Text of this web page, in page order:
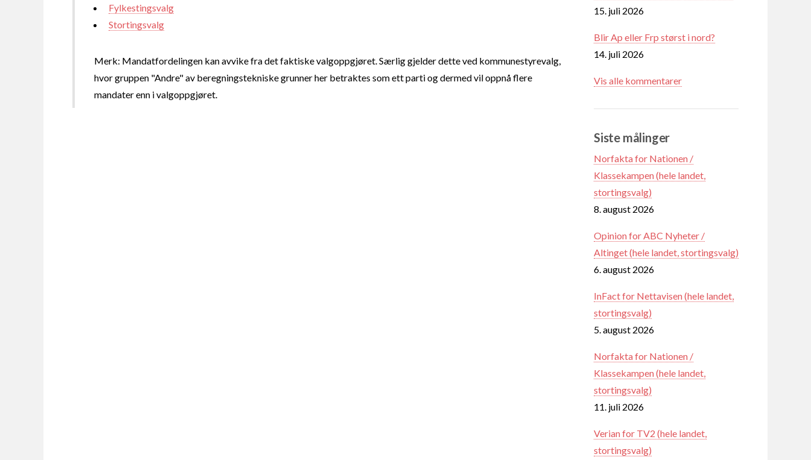
Fylkestingsvalg
Stortingsvalg
Merk: Mandatfordelingen kan avvike fra det faktiske valgoppgjøret. Særlig gjelder dette ved kommunestyrevalg,
hvor gruppen "Andre" av beregningstekniske grunner her betraktes som ett parti og dermed vil oppnå flere
mandater enn i valgoppgjøret.
15. juli 2026
Blir Ap eller Frp størst i nord?
14. juli 2026
Vis alle kommentarer
Siste målinger
Norfakta for Nationen /
Klassekampen (hele landet,
stortingsvalg)
8. august 2026
Opinion for ABC Nyheter /
Altinget (hele landet, stortingsvalg)
6. august 2026
InFact for Nettavisen (hele landet,
stortingsvalg)
5. august 2026
Norfakta for Nationen /
Klassekampen (hele landet,
stortingsvalg)
11. juli 2026
Verian for TV2 (hele landet,
stortingsvalg)